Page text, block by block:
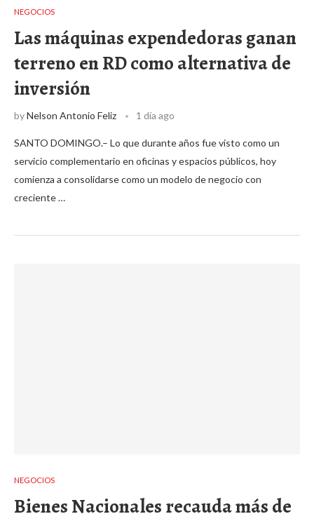
NEGOCIOS
Las máquinas expendedoras ganan
terreno en RD como alternativa de
inversión
byNelson Antonio Feliz 1 día ago
SANTO DOMINGO.– Lo que durante años fue visto como un
servicio complementario en oficinas y espacios públicos, hoy
comienza a consolidarse como un modelo de negocio con
creciente …
NEGOCIOS
Bienes Nacionales recauda más de